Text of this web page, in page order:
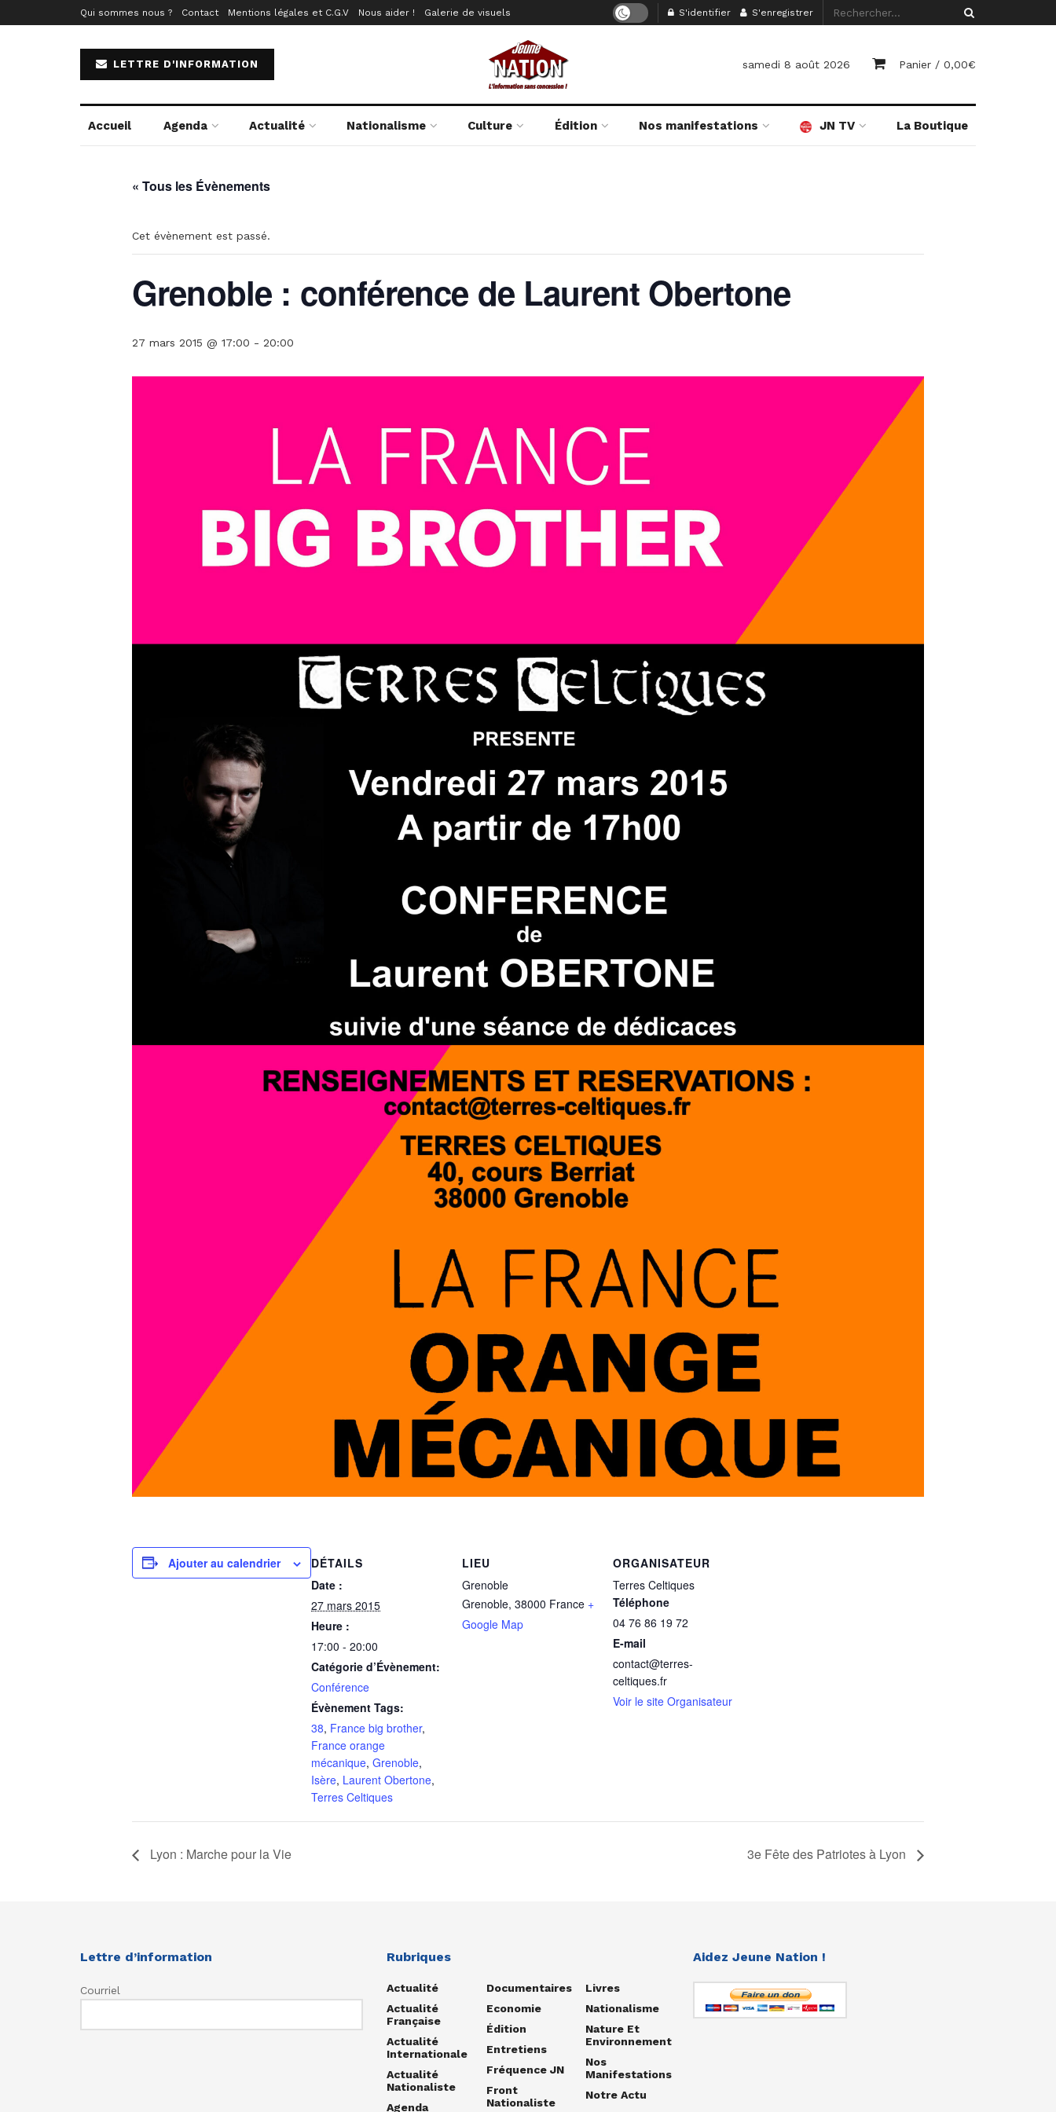
Qui sommes nous ? Contact Mentions légales et C.G.V Nous aider ! Galerie de visuels S'identifier S'enregistrer
LETTRE D'INFORMATION samedi 8 août 2026 Panier / 0,00€
Accueil Agenda Actualité Nationalisme Culture Édition Nos manifestations JN TV La Boutique
« Tous les Évènements
Cet évènement est passé.
Grenoble : conférence de Laurent Obertone
27 mars 2015 @ 17:00 - 20:00
Ajouter au calendrier
DÉTAILS
Date :
27 mars 2015
Heure :
17:00 - 20:00
Catégorie d’Évènement:
Conférence
Évènement Tags:
38, France big brother,
France orange
mécanique, Grenoble,
Isère, Laurent Obertone,
Terres Celtiques
LIEU
Grenoble
Grenoble, 38000 France +
Google Map
ORGANISATEUR
Terres Celtiques
Téléphone
04 76 86 19 72
E-mail
contact@terres-
celtiques.fr
Voir le site Organisateur
Lyon : Marche pour la Vie 3e Fête des Patriotes à Lyon
Lettre d’information
Courriel
Rubriques
Actualité
Actualité
Française
Actualité
Internationale
Actualité
Nationaliste
Agenda
Documentaires
Economie
Édition
Entretiens
Fréquence JN
Front
Nationaliste
Livres
Nationalisme
Nature Et
Environnement
Nos
Manifestations
Notre Actu
Aidez Jeune Nation !